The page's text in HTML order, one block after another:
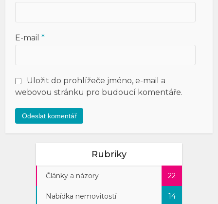
E-mail*
Uložit do prohlížeče jméno, e-mail a
webovou stránku pro budoucí komentáře.
Rubriky
Články a názory 22
Nabídka nemovitostí 14